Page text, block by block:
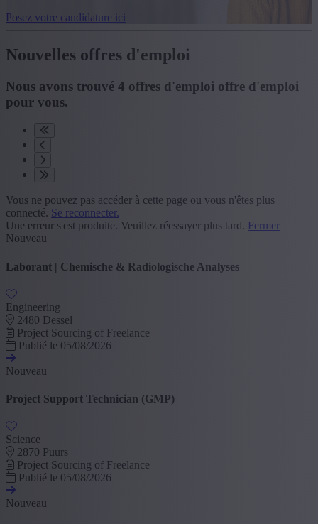
Posez votre candidature ici
Nouvelles offres d'emploi
Nous avons trouvé 4 offres d'emploi offre d'emploi
pour vous.
Vous ne pouvez pas accéder à cette page ou vous n'êtes plus
connecté. Se reconnecter.
Une erreur s'est produite. Veuillez réessayer plus tard. Fermer
Nouveau
Laborant | Chemische & Radiologische Analyses
Engineering
2480 Dessel
Project Sourcing of Freelance
Publié le 05/08/2026
Nouveau
Project Support Technician (GMP)
Science
2870 Puurs
Project Sourcing of Freelance
Publié le 05/08/2026
Nouveau